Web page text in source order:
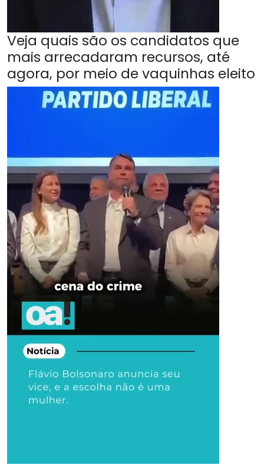
Veja quais são os candidatos que
mais arrecadaram recursos, até
agora, por meio de vaquinhas eleito